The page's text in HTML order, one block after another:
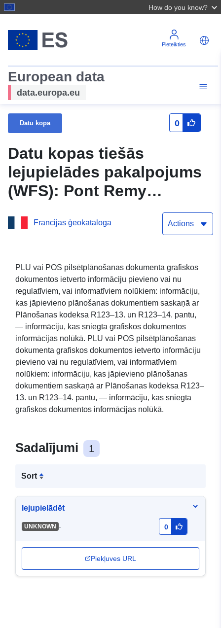
How do you know?
Pieteikties
European data
data.europa.eu
Datu kopa 0
Datu kopas tiešās
lejupielādes pakalpojums
(WFS): Pont Remy
informācijas punkts
Francijas ģeokataloga Actions
PLU vai POS pilsētplānošanas dokumenta grafiskos
dokumentos ietverto informāciju pievieno vai nu
regulatīviem, vai informatīviem nolūkiem: informāciju,
kas jāpievieno plānošanas dokumentiem saskaņā ar
Plānošanas kodeksa R123–13. un R123–14. pantu,
— informāciju, kas sniegta grafiskos dokumentos
informācijas nolūkā. PLU vai POS pilsētplānošanas
dokumenta grafiskos dokumentos ietverto informāciju
pievieno vai nu regulatīviem, vai informatīviem
nolūkiem: informāciju, kas jāpievieno plānošanas
dokumentiem saskaņā ar Plānošanas kodeksa R123–
13. un R123–14. pantu, — informāciju, kas sniegta
grafiskos dokumentos informācijas nolūkā.
Sadalījumi 1
Sort
lejupielādēt
UNKNOWN - 0
Piekļuves URL